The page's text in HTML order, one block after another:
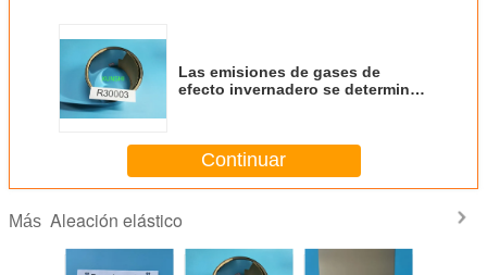
Las emisiones de gases de
efecto invernadero se determinan
Continuar
Más Aleación elástico